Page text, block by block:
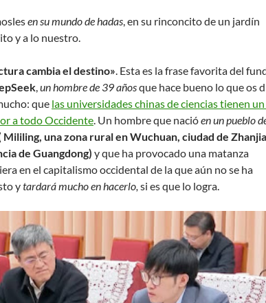
en su mundo de hadas, en su rinconcito de un jardín
y a lo nuestro.
cambia el destino». Esta es la frase favorita del
,un hombre de 39 añosque hace bueno lo que os
que las universidades chinas de ciencias tienen
a todo Occidente. Un hombre que nacióen un pueblo
Mililing, una zona rural en Wuchuan, ciudad de
de Guangdong) y que ha provocado una matanza
en el capitalismo occidental de la que aún no se ha
ytardará mucho en hacerlo, si es que lo logra.